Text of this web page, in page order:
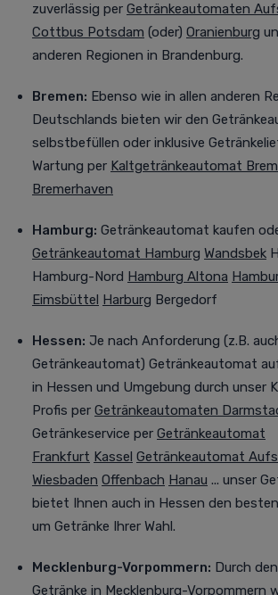
zuverlässig per Getränkeautomaten
Cottbus Potsdam (oder) Oranienburg
anderen Regionen in Brandenburg.
Bremen: Ebenso wie in allen anderen
Deutschlands bieten wir den
selbstbefüllen oder inklusive
Wartung per Kaltgetränkeautomat
Bremerhaven
Hamburg: Getränkeautomat kaufen
Getränkeautomat Hamburg Wandsbek
Hamburg-Nord Hamburg Altona
Eimsbüttel Harburg Bergedorf
Hessen: Je nach Anforderung (z.B.
Getränkeautomat) Getränkeautomat
in Hessen und Umgebung durch unser
Profis per Getränkeautomaten
Getränkeservice per Getränkeautomat
Frankfurt Kassel Getränkeautomat
Wiesbaden Offenbach Hanau ... unser
bietet Ihnen auch in Hessen den
um Getränke Ihrer Wahl.
Mecklenburg-Vorpommern: Durch
Getränke in Mecklenburg-Vorpommern